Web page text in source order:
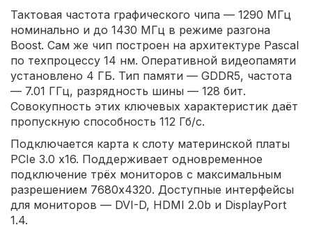
Тактовая частота графического чипа — 1290 МГц
номинально и до 1430 МГц в режиме разгона
Boost. Сам же чип построен на архитектуре Pascal
по техпроцессу 14 нм. Оперативной видеопамяти
установлено 4 ГБ. Тип памяти — GDDR5, частота
— 7.01 ГГц, разрядность шины — 128 бит.
Совокупность этих ключевых характеристик даёт
пропускную способность 112 Гб/с.
Подключается карта к слоту материнской платы
PCIe 3.0 x16. Поддерживает одновременное
подключение трёх мониторов с максимальным
разрешением 7680x4320. Доступные интерфейсы
для мониторов — DVI-D, HDMI 2.0b и DisplayPort
1.4.